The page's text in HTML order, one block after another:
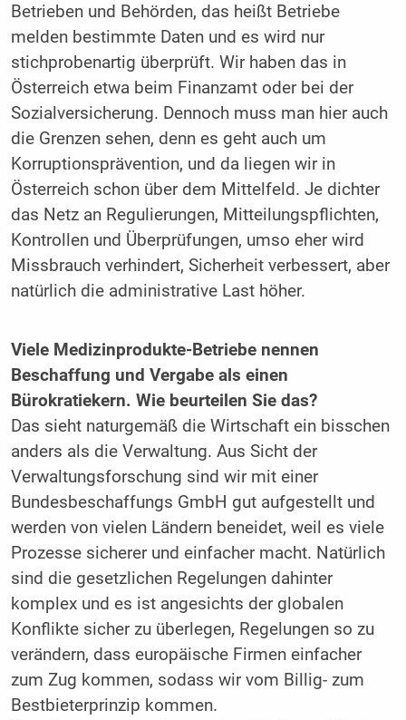
Betrieben und Behörden, das heißt Betriebe
melden bestimmte Daten und es wird nur
stichprobenartig überprüft. Wir haben das in
Österreich etwa beim Finanzamt oder bei der
Sozialversicherung. Dennoch muss man hier auch
die Grenzen sehen, denn es geht auch um
Korruptionsprävention, und da liegen wir in
Österreich schon über dem Mittelfeld. Je dichter
das Netz an Regulierungen, Mitteilungspflichten,
Kontrollen und Überprüfungen, umso eher wird
Missbrauch verhindert, Sicherheit verbessert, aber
natürlich die administrative Last höher.
Viele Medizinprodukte-Betriebe nennen
Beschaffung und Vergabe als einen
Bürokratiekern. Wie beurteilen Sie das?
Das sieht naturgemäß die Wirtschaft ein bisschen
anders als die Verwaltung. Aus Sicht der
Verwaltungsforschung sind wir mit einer
Bundesbeschaffungs GmbH gut aufgestellt und
werden von vielen Ländern beneidet, weil es viele
Prozesse sicherer und einfacher macht. Natürlich
sind die gesetzlichen Regelungen dahinter
komplex und es ist angesichts der globalen
Konflikte sicher zu überlegen, Regelungen so zu
verändern, dass europäische Firmen einfacher
zum Zug kommen, sodass wir vom Billig- zum
Bestbieterprinzip kommen.